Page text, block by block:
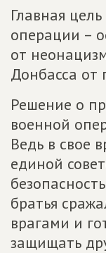
Главная
операции –
от
Донбасса от
Решение о
военной
Ведь в свое
единой
братья
врагами и
защищать